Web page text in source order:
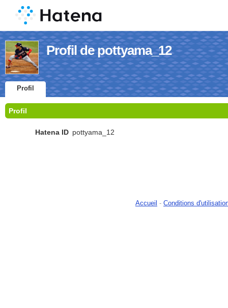
Profil de pottyama_12
Profil
Profil
Hatena ID pottyama_12
Accueil - Conditions